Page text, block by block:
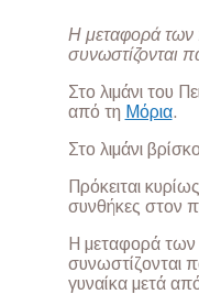
Η μεταφορά των
συνωστίζονται
Στο λιμάνι του
από τη Μόρια.
Στο λιμάνι
Πρόκειται
συνθήκες στον
Η μεταφορά των
συνωστίζονται
γυναίκα μετά